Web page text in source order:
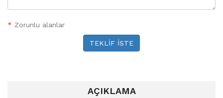
* Zorunlu alanlar
TEKLİF İSTE
AÇIKLAMA